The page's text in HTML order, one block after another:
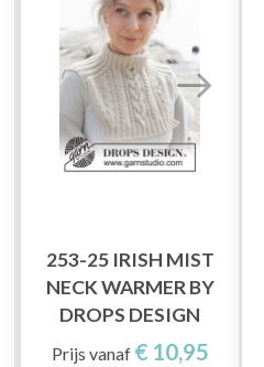
253-25 IRISH MIST
NECK WARMER BY
DROPS DESIGN
Prijs vanaf € 10,95